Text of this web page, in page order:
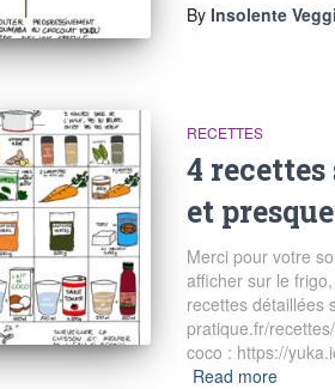
By Insolente
RECETTES
4
et
Merci pour votre
afficher sur le
recettes détaillées
pratique.fr/
coco : https://
Read more